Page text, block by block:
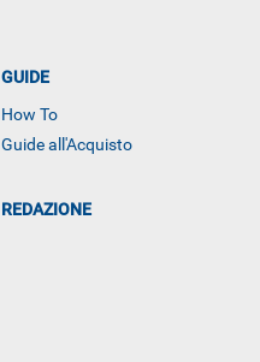
GUIDE
How To
Guide all'Acquisto
REDAZIONE